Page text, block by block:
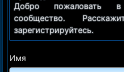
Добро пожаловать
сообщество.
зарегистрируйтесь.
Имя